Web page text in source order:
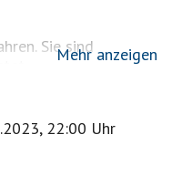
Sie sind
dreihundertmal
Sie
-gesungen. Sie
und gelernt ihr
Mehr anzeigen
22:00 Uhr